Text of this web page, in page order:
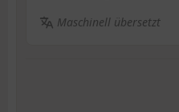
Maschinell übersetzt